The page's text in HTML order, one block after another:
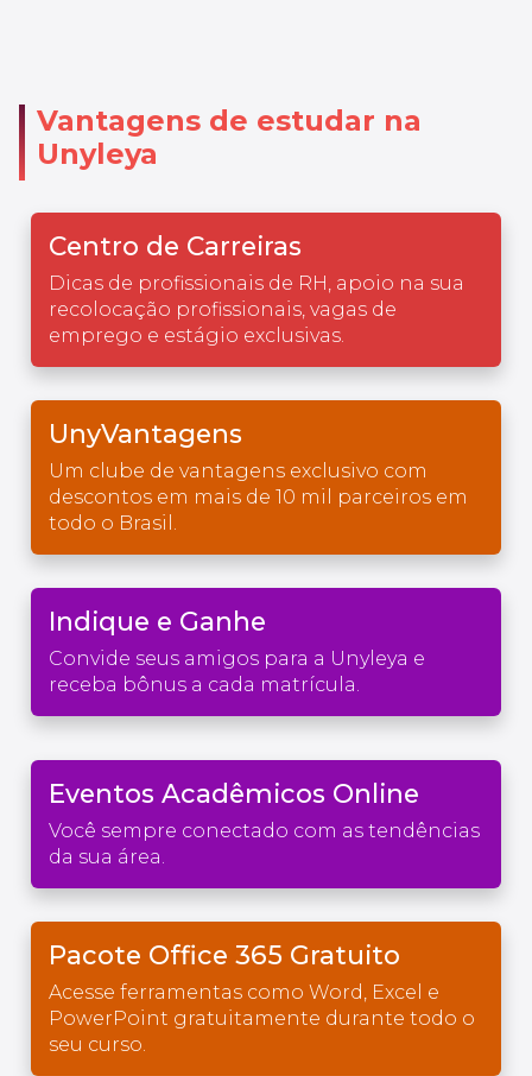
Vantagens de estudar na
Unyleya
Centro de Carreiras
Dicas de profissionais de RH, apoio na sua
recolocação profissionais, vagas de
emprego e estágio exclusivas.
UnyVantagens
Um clube de vantagens exclusivo com
descontos em mais de 10 mil parceiros em
todo o Brasil.
Indique e Ganhe
Convide seus amigos para a Unyleya e
receba bônus a cada matrícula.
Eventos Acadêmicos Online
Você sempre conectado com as tendências
da sua área.
Pacote Office 365 Gratuito
Acesse ferramentas como Word, Excel e
PowerPoint gratuitamente durante todo o
seu curso.